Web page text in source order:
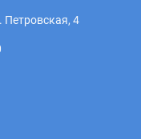
Петровская, 4